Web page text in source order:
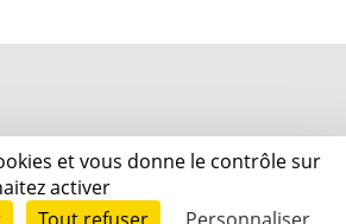
et vous donne le contrôle sur
activer